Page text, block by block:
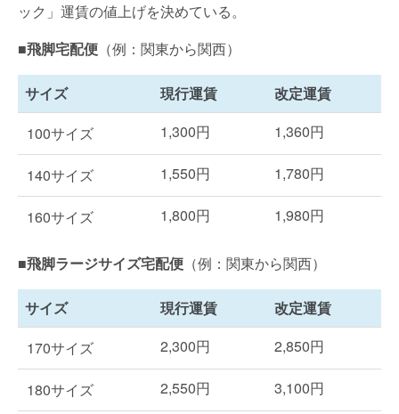
ック」運賃の値上げを決めている。
■飛脚宅配便 （例：関東から関西）
サイズ 現行運賃
改定運賃
100サイズ
1,300円 1,360円
140サイズ 1,550円 1,780円
160サイズ 1,800円 1,980円
■飛脚ラージサイズ宅配便 （例：関東から関西）
サイズ 現行運賃
改定運賃
170サイズ
2,300円 2,850円
180サイズ 2,550円 3,100円